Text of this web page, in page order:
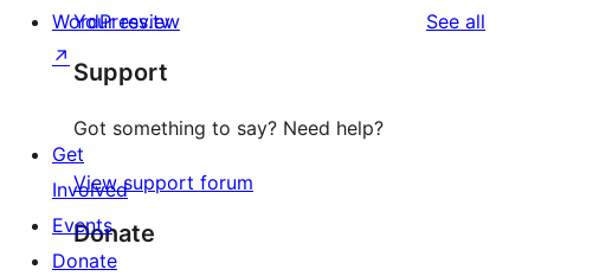
Your review See all
Support
Got something to say? Need help?
View support forum
Donate
WordPress.tv
↗
Get
Involved
Events
Donate